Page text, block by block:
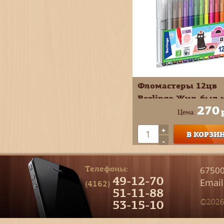
Фломастеры 12цв
Berlingo Жил-был
смываемые вент
колпачок WP00612
Цена: 270
+
-
В
Телефоны:
(4162) 49-12-70
51-11-88
53-15-10